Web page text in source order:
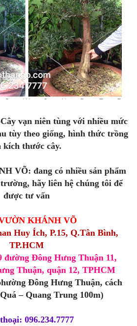
vạn niên tùng với nhiều mức
tùy theo giống, hình thức trồng
kích thước cây.
VÕ: đang có nhiều sản phẩm
hãy liên hệ chúng tôi để
được tư vấn
KHÁNH VÕ
Huy Ích, P.15, Q.Tân Bình,
TP.HCM
đường Đông Hưng Thuận 11,
Thuận, quận 12, TPHCM
Đông Hưng Thuận, cách
– Quang Trung 100m)
096.234.7777